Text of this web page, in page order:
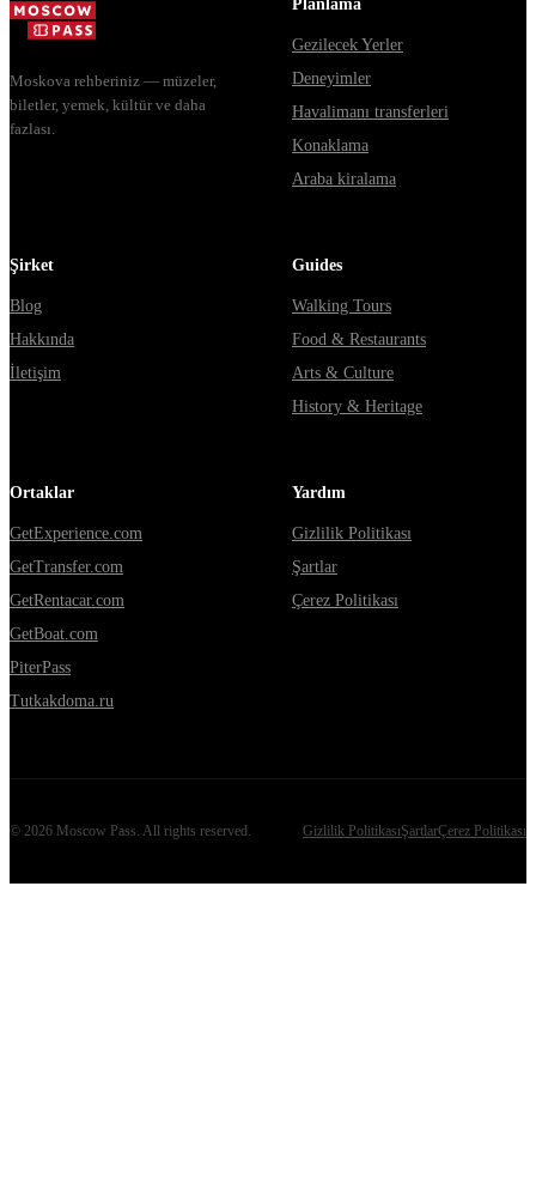
Moskova rehberiniz — müzeler,
biletler, yemek, kültür ve daha
fazlası.
Planlama
Gezilecek Yerler
Deneyimler
Havalimanı transferleri
Konaklama
Araba kiralama
Şirket
Blog
Hakkında
İletişim
Guides
Walking Tours
Food & Restaurants
Arts & Culture
History & Heritage
Ortaklar
GetExperience.com
GetTransfer.com
GetRentacar.com
GetBoat.com
PiterPass
Tutkakdoma.ru
Yardım
Gizlilik Politikası
Şartlar
Çerez Politikası
© 2026 Moscow Pass. All rights reserved. Gizlilik PolitikasıŞartlarÇerez Politikası